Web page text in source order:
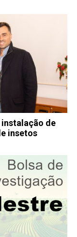
instalação de
insetos